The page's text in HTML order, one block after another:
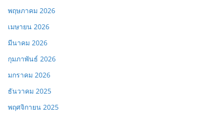
พฤษภาคม 2026
เมษายน 2026
มีนาคม 2026
กุมภาพันธ์ 2026
มกราคม 2026
ธันวาคม 2025
พฤศจิกายน 2025